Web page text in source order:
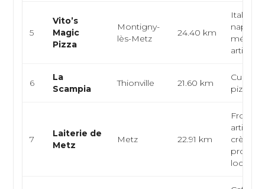
5
Vito’s
Magic
Pizza
Montigny-
lès-Metz
24.40 km
artisan...
6
La
Scampia
Thionville 21.60 km
Cuisine
7
Laiterie de
Metz
Metz 22.91 km
loca...